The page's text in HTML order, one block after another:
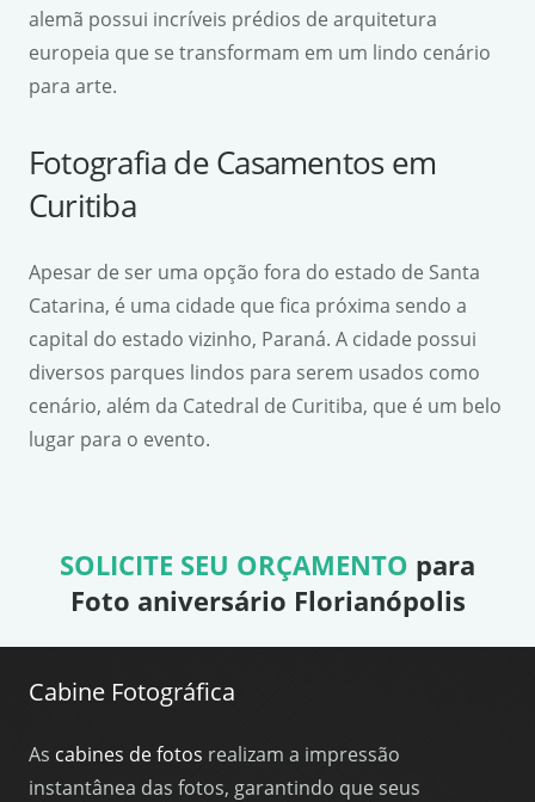
alemã possui incríveis prédios de arquitetura
europeia que se transformam em um lindo cenário
para arte.
Fotografia de Casamentos em
Curitiba
Apesar de ser uma opção fora do estado de Santa
Catarina, é uma cidade que fica próxima sendo a
capital do estado vizinho, Paraná. A cidade possui
diversos parques lindos para serem usados como
cenário, além da Catedral de Curitiba, que é um belo
lugar para o evento.
SOLICITE SEU ORÇAMENTO para
Foto aniversário Florianópolis
Cabine Fotográfica
As cabines de fotos realizam a impressão
instantânea das fotos, garantindo que seus